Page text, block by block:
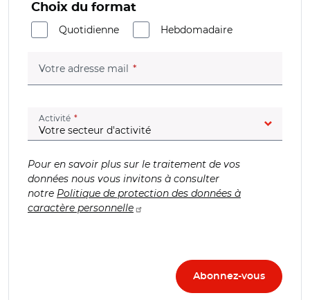
Choix du format
Quotidienne
Hebdomadaire
Votre adresse mail (champ obligatoire)
Activité (champ obligatoire)
Pour en savoir plus sur le traitement de vos
données nous vous invitons à consulter
notre Politique de protection des données à
caractère personnelle